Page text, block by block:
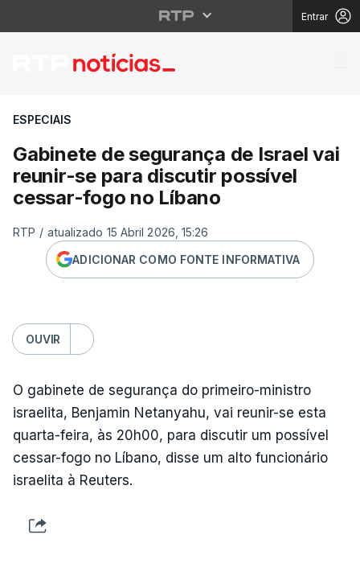
Entrar
Gabinete de
ESPECIAIS
Gabinete de segurança de Israel vai
reunir-se para discutir possível
cessar-fogo no Líbano
RTP / atualizado 15 Abril 2026, 15:26
ADICIONAR COMO FONTE INFORMATIVA
OUVIR
O gabinete de segurança do primeiro-ministro
israelita, Benjamin Netanyahu, vai reunir-se esta
quarta-feira, às 20h00, para discutir um possível
cessar-fogo no Líbano, disse um alto funcionário
israelita à Reuters.